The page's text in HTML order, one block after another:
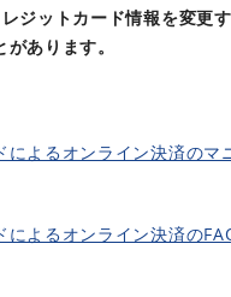
ジットカード情報を変更
あります。
によるオンライン決済のマ
によるオンライン決済の